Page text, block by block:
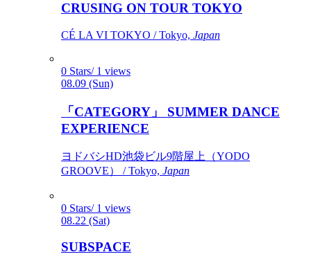
CRUSING ON TOUR TOKYO
CÉ LA VI TOKYO / Tokyo, Japan
0 Stars/ 1 views
08.09 (Sun)
「CATEGORY」 SUMMER DANCE
EXPERIENCE
ヨドバシHD池袋ビル9階屋上（YODO
GROOVE） / Tokyo, Japan
0 Stars/ 1 views
08.22 (Sat)
SUBSPACE